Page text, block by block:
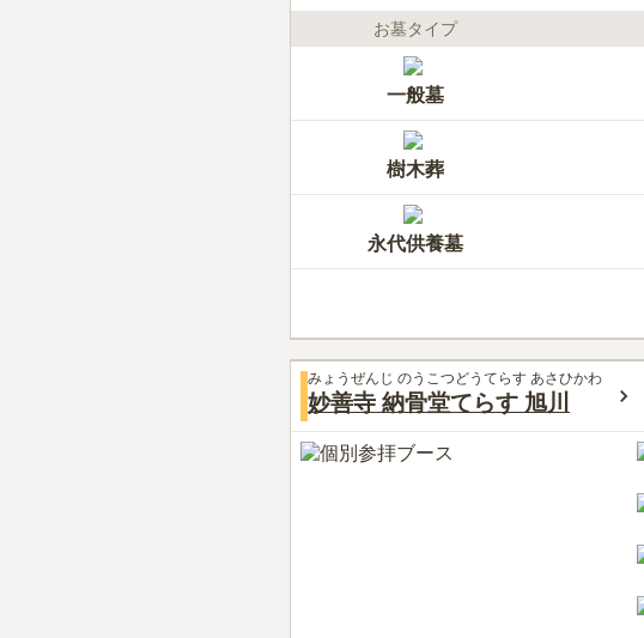
お墓タイプ
一般墓
樹木葬
永代供養墓
みょうぜんじ のうこつどうてらす あさひかわ
妙善寺 納骨堂てらす 旭川